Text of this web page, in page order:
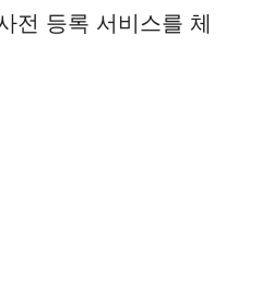
전 등록 서비스를 체